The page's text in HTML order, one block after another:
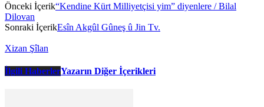
Önceki İçerik“Kendine Kürt Milliyetçisi yim” diyenlere / Bilal
Dilovan
Sonraki İçerikEsîn Akgûl Gûneş û Jin Tv.
Xizan Şîlan
İlgili HaberlerYazarın Diğer İçerikleri